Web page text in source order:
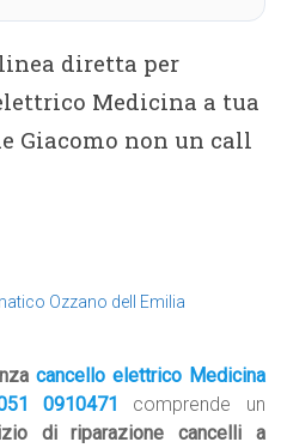
diretta per
Medicina a tua
Giacomo non un call
Ozzano dell Emilia
cancello elettrico Medicina
0910471
comprende un
di riparazione cancelli a